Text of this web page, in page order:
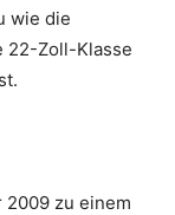
wie die
22-Zoll-Klasse
2009 zu einem